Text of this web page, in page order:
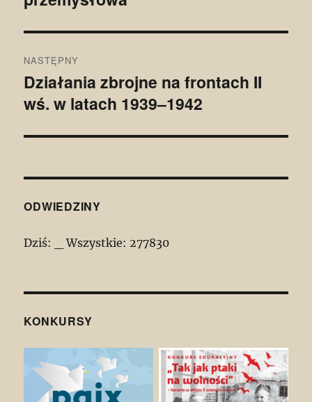
NASTĘPNY
Następny
wpis:
Działania zbrojne na frontach II
wś. w latach 1939–1942
ODWIEDZINY
Dziś: Wszystkie: 277830
KONKURSY